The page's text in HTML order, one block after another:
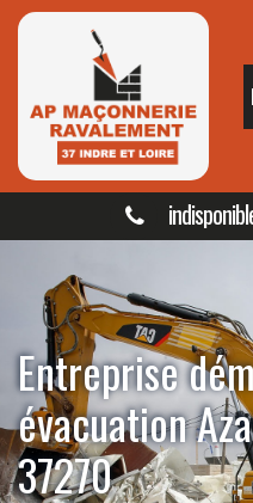
Entreprise
évacuation
37270